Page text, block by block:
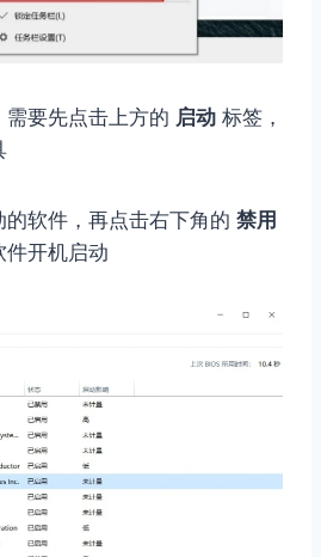
要先点击上方的 启动 标签，
软件，再点击右下角的 禁用
件开机启动